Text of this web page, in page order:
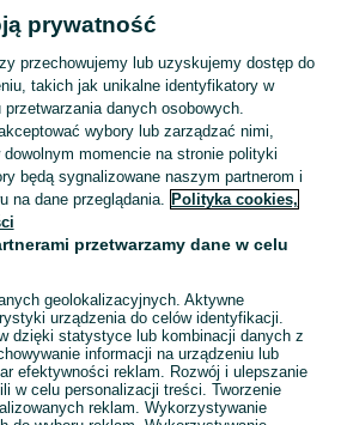
wyszukiwania
woom 20 cali
4
rower dziecięcy 20
Sprzedaż rowerów dziecięcych Piaseczno ▶️ Nowe i używane oferty ✅ Szeroki wybór produktów w atrakcyjnych cenach ✌ Znajdź ogłoszenia na OLX.pl! Zobacz
prywatność
przechowujemy lub uzyskujemy dostęp do
takich jak unikalne identyfikatory w
danych osobowych.
wybory lub zarządzać nimi,
momencie na stronie polityki
będą sygnalizowane naszym partnerom i
na dane przeglądania. Polityka cookies,
przetwarzamy dane w celu
geolokalizacyjnych. Aktywne
urządzenia do celów identyfikacji.
dzięki statystyce lub kombinacji danych z
informacji na urządzeniu lub
efektywności reklam. Rozwój i ulepszanie
w celu personalizacji treści. Tworzenie
reklam. Wykorzystywanie